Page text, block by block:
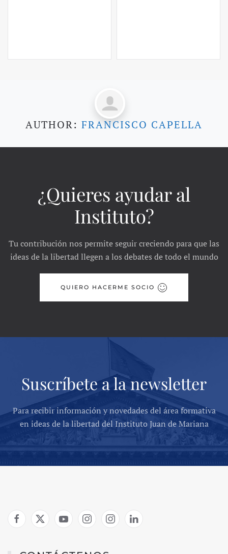
AUTHOR: FRANCISCO CAPELLA
¿Quieres ayudar al
Instituto?
Tu contribución nos permite seguir creciendo para que las
ideas de la libertad llegen a los debates de todo el mundo
QUIERO HACERME SOCIO
Suscríbete a la newsletter
Para recibir información y novedades del área formativa
en ideas de la libertad del Instituto Juan de Mariana